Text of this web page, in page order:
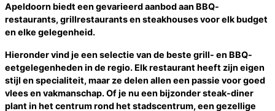
Apeldoorn biedt een gevarieerd aanbod aan BBQ-
restaurants, grillrestaurants en steakhouses voor elk budget
en elke gelegenheid.
Hieronder vind je een selectie van de beste grill- en BBQ-
eetgelegenheden in de regio. Elk restaurant heeft zijn eigen
stijl en specialiteit, maar ze delen allen een passie voor goed
vlees en vakmanschap. Of je nu een bijzonder steak-diner
plant in het centrum rond het stadscentrum, een gezellige